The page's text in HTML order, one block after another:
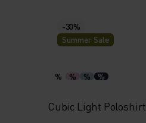
-30%
Summer Sale
% % % %
Cubic Light Poloshirt